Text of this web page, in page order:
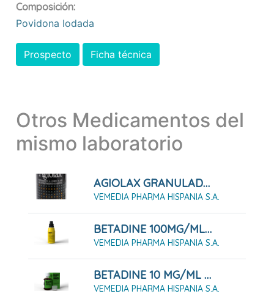
Composición:
Povidona Iodada
Prospecto Ficha técnica
Otros Medicamentos del
mismo laboratorio
AGIOLAX GRANULADO 250 G
VEMEDIA PHARMA HISPANIA S.A.
BETADINE 100MG/ML SOLUCIÓN CUTÁNEA 125 ML
VEMEDIA PHARMA HISPANIA S.A.
BETADINE 10 MG/ML SOLUCION PARA ENJUAGUE BUCAL
VEMEDIA PHARMA HISPANIA S.A.